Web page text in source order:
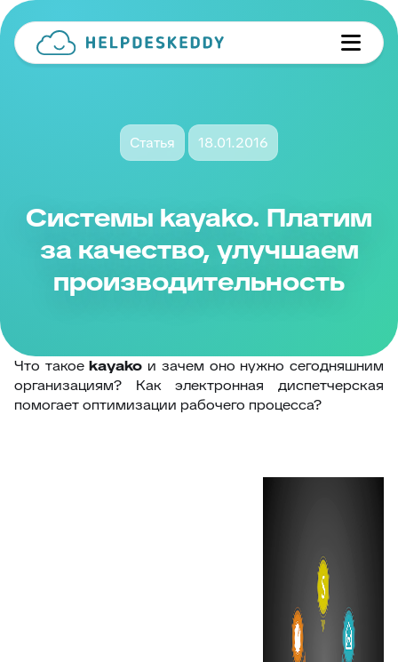
Статья 18.01.2016
Системы kayako. Платим
за качество, улучшаем
производительность
Что такоеkayako и зачем оно нужно сегодняшним
организациям? Как электронная диспетчерская
помогает оптимизации рабочего процесса?